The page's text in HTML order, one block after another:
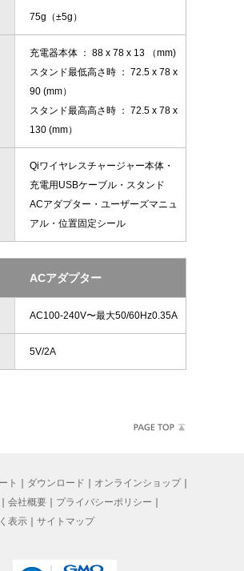
75g（±5g）
充電器本体 ： 88 x 78 x 13 （mm)
スタンド最低高さ時 ： 72.5 x 78 x
90 (mm）
スタンド最高高さ時 ： 72.5 x 78 x
130 (mm）
Qiワイヤレスチャージャー本体・
充電用USBケーブル・スタンド
ACアダプター・ユーザーズマニュ
アル・位置固定シール
ACアダプター
AC100-240V〜最大50/60Hz0.35A
5V/2A
ト ダウンロード オンラインショップ｜
会社概要｜ プライバシーポリシー
表示｜ サイトマップ